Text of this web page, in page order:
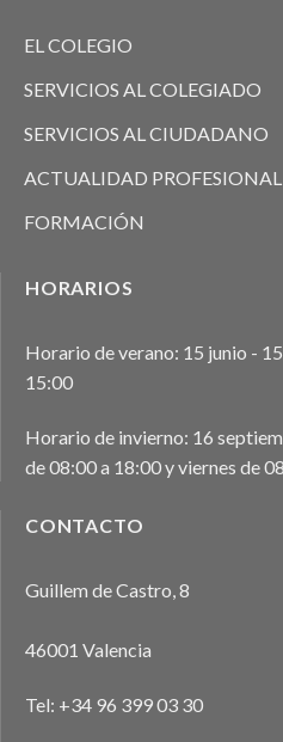
EL COLEGIO
SERVICIOS AL COLEGIADO
SERVICIOS AL CIUDADANO
ACTUALIDAD PROFESIONAL
FORMACIÓN
HORARIOS
Horario de verano: 15 junio -
15:00
Horario de invierno: 16
de 08:00 a 18:00 y viernes de
CONTACTO
Guillem de Castro, 8
46001 Valencia
Tel: +34 96 399 03 30